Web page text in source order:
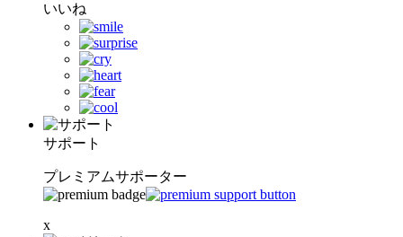
いいね
サポート
プレミアムサポーター
x